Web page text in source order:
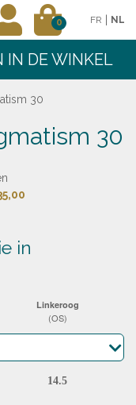
0 FR | NL
IN DE WINKEL
30
in
Linkeroog
(OS)